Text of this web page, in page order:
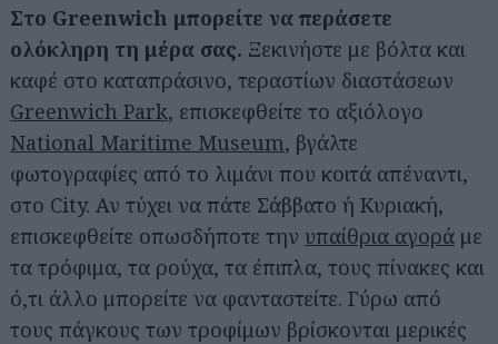
Στο Greenwich μπορείτε να περάσετε
ολόκληρη τη μέρα σας. Ξεκινήστε με βόλτα και
καφέ στο καταπράσινο, τεραστίων διαστάσεων
Greenwich Park, επισκεφθείτε το αξιόλογο
National Maritime Museum, βγάλτε
φωτογραφίες από το λιμάνι που κοιτά απέναντι,
στο City. Αν τύχει να πάτε Σάββατο ή Κυριακή,
επισκεφθείτε οπωσδήποτε την υπαίθρια αγορά με
τα τρόφιμα, τα ρούχα, τα έπιπλα, τους πίνακες και
ό,τι άλλο μπορείτε να φανταστείτε. Γύρω από
τους πάγκους των τροφίμων βρίσκονται μερικές